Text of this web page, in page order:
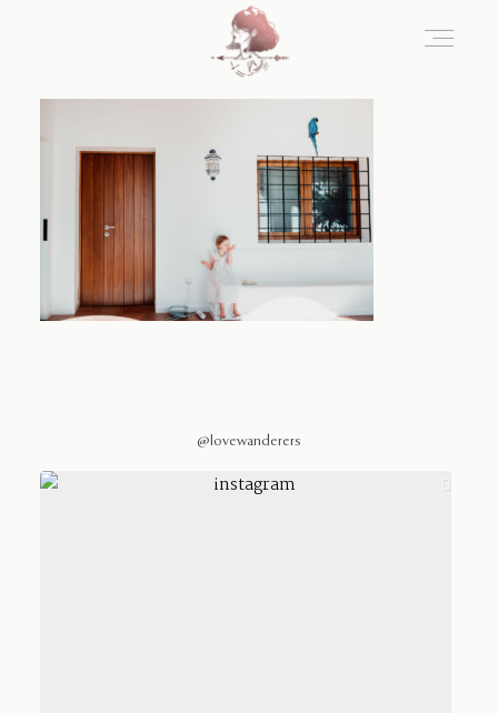
@lovewanderers
Blog
Sobre Nosotros